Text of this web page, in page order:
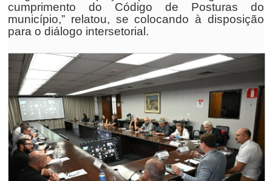
cumprimento do Código de Posturas do
município,” relatou, se colocando à disposição
para o diálogo intersetorial.